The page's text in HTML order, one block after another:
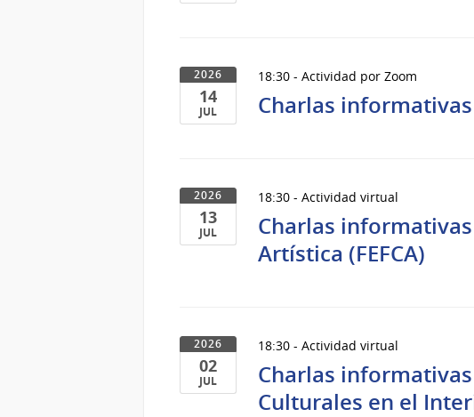
del
2026
2026
14
JUL
del
2026
18:30 - Actividad por Zoom
Charlas
2026
13
JUL
2026
18:30 - Actividad virtual
Charlas
Artística (FEFCA)
2026
02
JUL
18:30 - Actividad virtual
Charlas
Culturales en el